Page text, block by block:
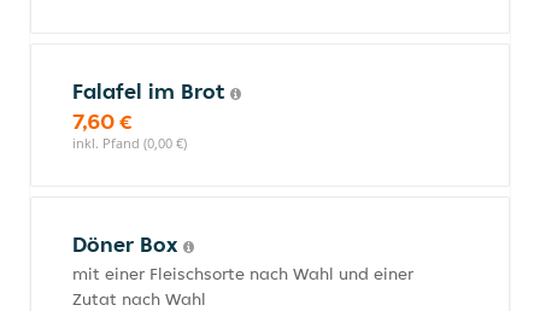
Falafel im Brot
7,60 €
inkl. Pfand (0,00 €)
Döner Box
mit einer Fleischsorte nach Wahl und einer
Zutat nach Wahl